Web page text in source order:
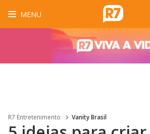
MENU
R7 Entretenimento Vanity Brasil